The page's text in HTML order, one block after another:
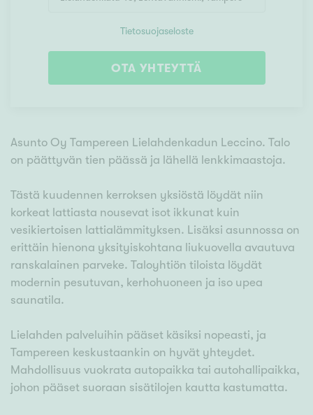
Tietosuojaseloste
OTA YHTEYTTÄ
Asunto Oy Tampereen Lielahdenkadun Leccino. Talo
on päättyvän tien päässä ja lähellä lenkkimaastoja.
Tästä kuudennen kerroksen yksiöstä löydät niin
korkeat lattiasta nousevat isot ikkunat kuin
vesikiertoisen lattialämmityksen. Lisäksi asunnossa on
erittäin hienona yksityiskohtana liukuovella avautuva
ranskalainen parveke. Taloyhtiön tiloista löydät
modernin pesutuvan, kerhohuoneen ja iso upea
saunatila.
Lielahden palveluihin pääset käsiksi nopeasti, ja
Tampereen keskustaankin on hyvät yhteydet.
Mahdollisuus vuokrata autopaikka tai autohallipaikka,
johon pääset suoraan sisätilojen kautta kastumatta.